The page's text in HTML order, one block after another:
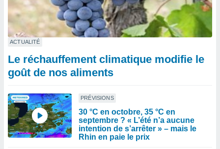
ACTUALITÉ
Le réchauffement climatique modifie le
goût de nos aliments
PRÉVISIONS
30 °C en octobre, 35 °C en
septembre ? « L’été n’a aucune
intention de s’arrêter » – mais le
Rhin en paie le prix